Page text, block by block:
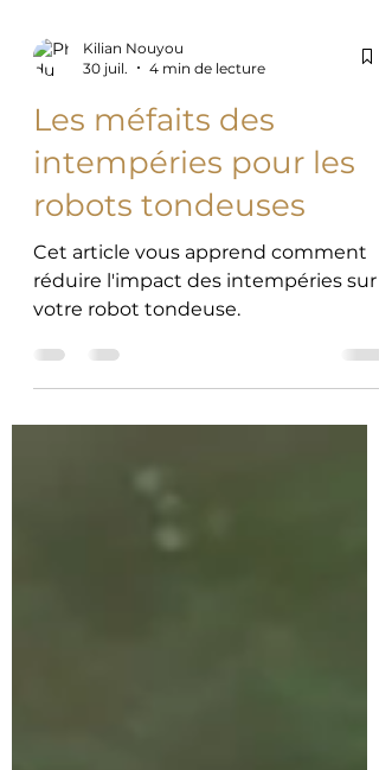
30 juil.
4 min de lecture
Les méfaits des
intempéries pour les
robots tondeuses
Cet article vous apprend comment
votre robot tondeuse.